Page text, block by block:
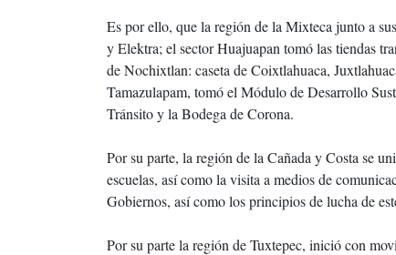
Es por ello, que la región de la Mixteca junto a
y Elektra; el sector Huajuapan tomó las tiendas
de Nochixtlan: caseta de Coixtlahuaca,
Tamazulapam, tomó el Módulo de Desarrollo
Tránsito y la Bodega de Corona.
Por su parte, la región de la Cañada y Costa se
escuelas, así como la visita a medios de
Gobiernos, así como los principios de lucha de
Por su parte la región de Tuxtepec, inició con